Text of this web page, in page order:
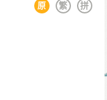
拼
繁
原